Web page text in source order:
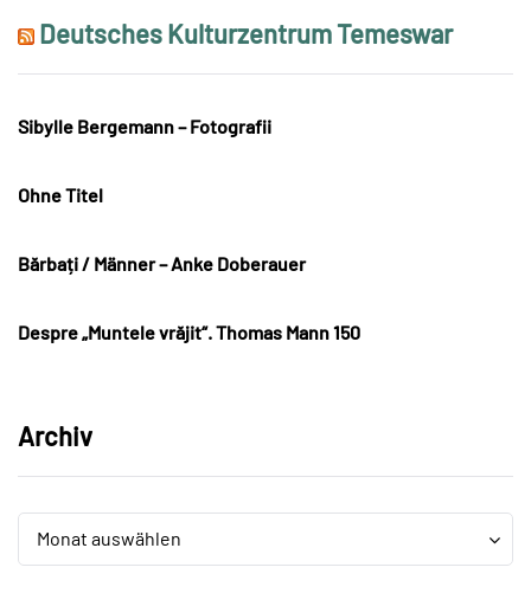
Deutsches Kulturzentrum Temeswar
Sibylle Bergemann – Fotografii
Ohne Titel
Bărbați / Männer – Anke Doberauer
Despre „Muntele vrăjit“. Thomas Mann 150
Archiv
Archiv
Monat auswählen
Archiv